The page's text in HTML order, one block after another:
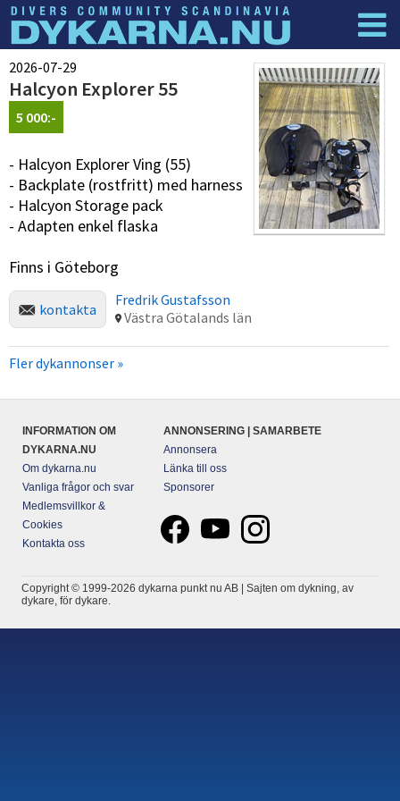
Dyknyheter Logga in
2026-07-29
Halcyon Explorer 55
5 000:-
- Halcyon Explorer Ving (55)
- Backplate (rostfritt) med harness
- Halcyon Storage pack
- Adapten enkel flaska
Finns i Göteborg
kontakta
Fredrik Gustafsson
Västra Götalands län
Fler dykannonser »
INFORMATION OM
DYKARNA.NU
Om dykarna.nu
Vanliga frågor och svar
Medlemsvillkor &
Cookies
Kontakta oss
ANNONSERING | SAMARBETE
Annonsera
Länka till oss
Sponsorer
Copyright © 1999-2026 dykarna punkt nu AB | Sajten om dykning, av
dykare, för dykare.